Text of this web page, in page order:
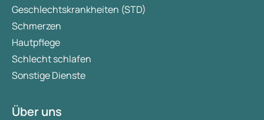
Geschlechtskrankheiten (STD)
Schmerzen
Hautpflege
Schlecht schlafen
Sonstige Dienste
Über uns